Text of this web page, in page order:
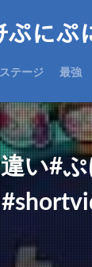
ぷにぷ
テージ 最強
い#